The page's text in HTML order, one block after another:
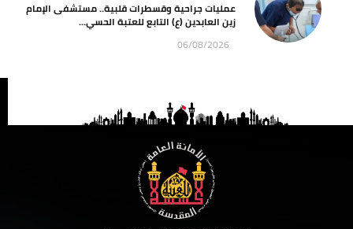
عمليات جراحية وقسطرات قلبية.. مستشفى الإمام
زين العابدين (ع) التابع للعتبة الحسي...
06/08/2026